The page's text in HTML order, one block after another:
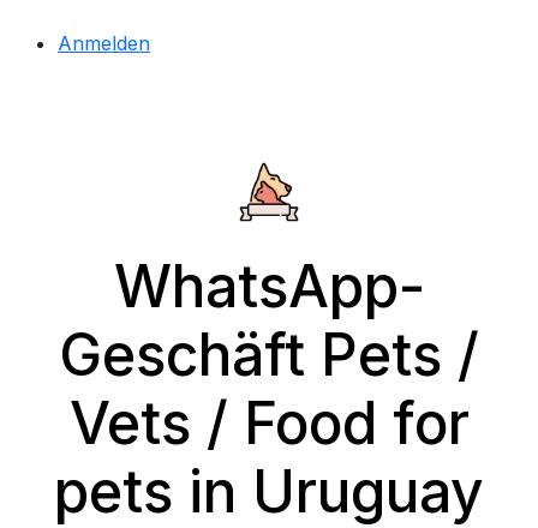
Anmelden
WhatsApp-
Geschäft Pets /
Vets / Food for
pets in Uruguay